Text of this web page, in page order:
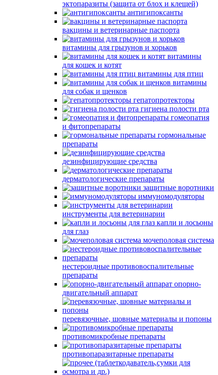
эктопаразиты (защита от блох и клещей)
антигипоксанты
вакцины и ветеринарные паспорта
витамины для грызунов и хорьков
витамины
для кошек и котят
витамины для птиц
витамины
для собак и щенков
гепатопротекторы
гигиена полости рта
гомеопатия
и фитопрепараты
гормональные
препараты
дезинфицирующие средства
дерматологические препараты
защитные воротники
иммуномодуляторы
инструменты для ветеринарии
капли и лосьоны
для глаз
мочеполовая система
нестероидные противовоспалительные
препараты
опорно-
двигательный аппарат
перевязочные, шовные материалы и попоны
противомикробные препараты
противопаразитарные препараты